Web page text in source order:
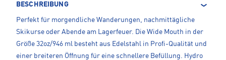
BESCHREIBUNG
Perfekt für morgendliche Wanderungen, nachmittägliche
Skikurse oder Abende am Lagerfeuer. Die Wide Mouth in der
Größe 32oz/946 ml besteht aus Edelstahl in Profi-Qualität und
einer breiteren Öffnung für eine schnellere Befüllung. Hydro